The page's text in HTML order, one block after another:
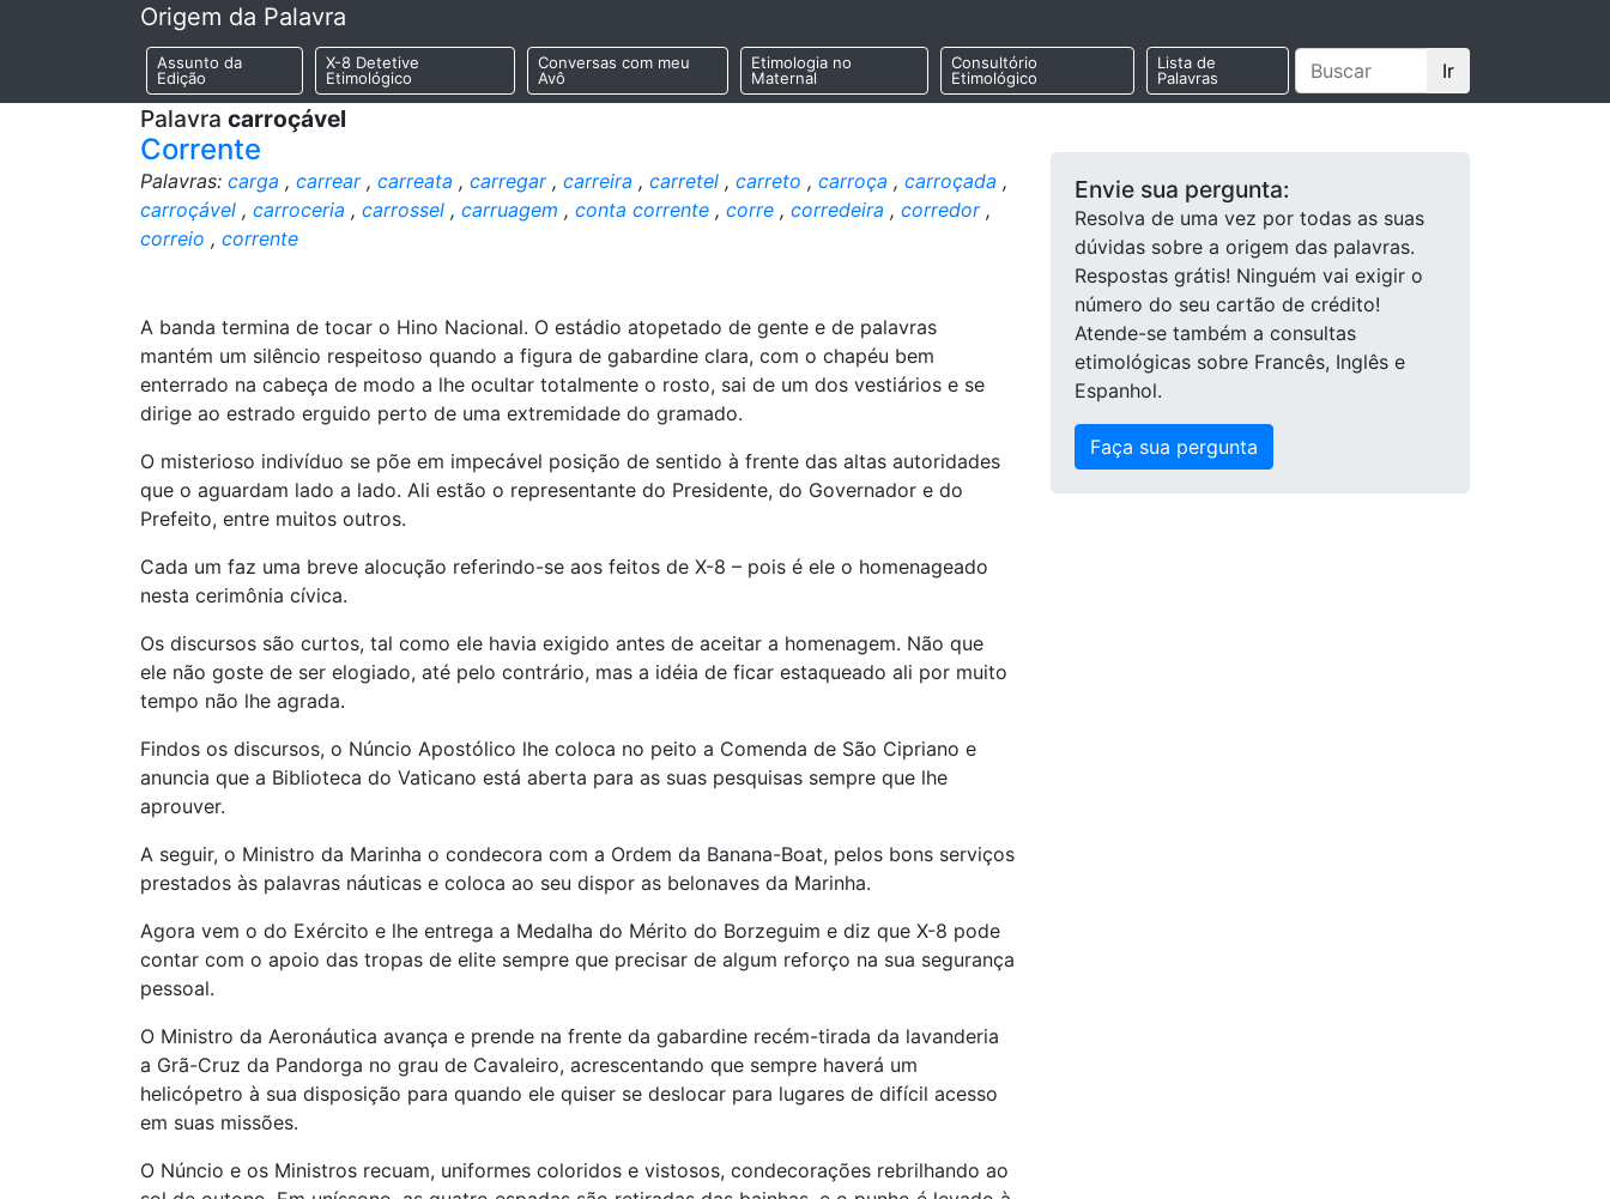
Origem da Palavra
Assunto da
Edição
X-8 Detetive
Etimológico
Conversas com meu
Avô
Etimologia no
Maternal
Consultório
Etimológico
Lista de
Palavras
Ir
Palavra carroçável
Corrente
Palavras: carga , carrear, carreata , carregar, carreira , carretel , carreto , carroça , carroçada ,
carroçável , carroceria , carrossel , carruagem , conta corrente , corre , corredeira , corredor,
correio , corrente
A banda termina de tocar o Hino Nacional. O estádio atopetado de gente e de palavras
mantém um silêncio respeitoso quando a figura de gabardine clara, com o chapéu bem
enterrado na cabeça de modo a lhe ocultar totalmente o rosto, sai de um dos vestiários e se
dirige ao estrado erguido perto de uma extremidade do gramado.
O misterioso indivíduo se põe em impecável posição de sentido à frente das altas autoridades
que o aguardam lado a lado. Ali estão o representante do Presidente, do Governador e do
Prefeito, entre muitos outros.
Cada um faz uma breve alocução referindo-se aos feitos de X-8 – pois é ele o homenageado
nesta cerimônia cívica.
Os discursos são curtos, tal como ele havia exigido antes de aceitar a homenagem. Não que
ele não goste de ser elogiado, até pelo contrário, mas a idéia de ficar estaqueado ali por muito
tempo não lhe agrada.
Findos os discursos, o Núncio Apostólico lhe coloca no peito a Comenda de São Cipriano e
anuncia que a Biblioteca do Vaticano está aberta para as suas pesquisas sempre que lhe
aprouver.
A seguir, o Ministro da Marinha o condecora com a Ordem da Banana-Boat, pelos bons serviços
prestados às palavras náuticas e coloca ao seu dispor as belonaves da Marinha.
Agora vem o do Exército e lhe entrega a Medalha do Mérito do Borzeguim e diz que X-8 pode
contar com o apoio das tropas de elite sempre que precisar de algum reforço na sua segurança
pessoal.
O Ministro da Aeronáutica avança e prende na frente da gabardine recém-tirada da lavanderia
a Grã-Cruz da Pandorga no grau de Cavaleiro, acrescentando que sempre haverá um
helicópetro à sua disposição para quando ele quiser se deslocar para lugares de difícil acesso
em suas missões.
O Núncio e os Ministros recuam, uniformes coloridos e vistosos, condecorações rebrilhando ao
Envie sua pergunta:
Resolva de uma vez por todas as suas
dúvidas sobre a origem das palavras.
Respostas grátis! Ninguém vai exigir o
número do seu cartão de crédito!
Atende-se também a consultas
etimológicas sobre Francês, Inglês e
Espanhol.
Faça sua pergunta